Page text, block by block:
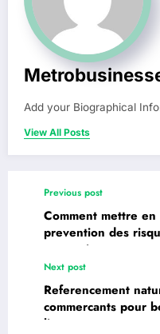
Add your Biographical
View All Posts
Previous post
Comment mettre
prevention des
entreprise
Next post
Referencement
commercants pour
ligne